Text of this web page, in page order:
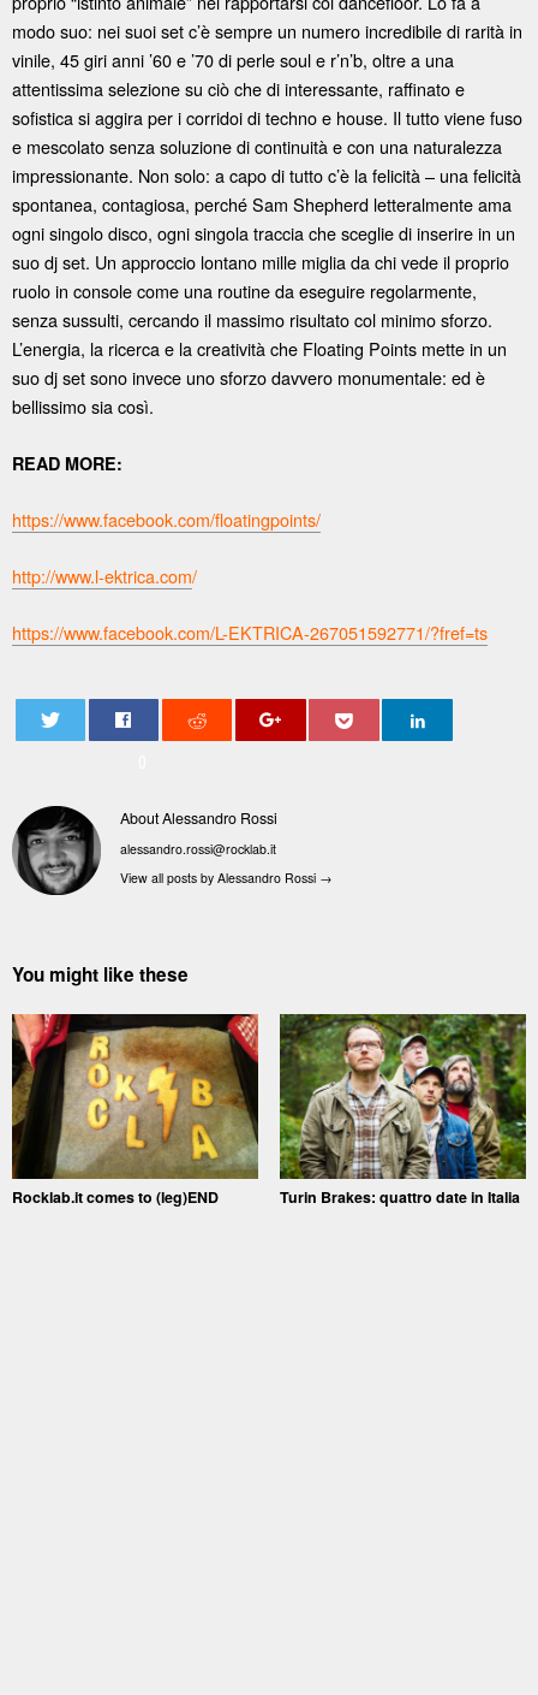
modo suo: nei suoi set c’è sempre un numero incredibile di rarità in
vinile, 45 giri anni ’60 e ’70 di perle soul e r’n’b, oltre a una
attentissima selezione su ciò che di interessante, raffinato e
sofistica si aggira per i corridoi di techno e house. Il tutto viene fuso
e mescolato senza soluzione di continuità e con una naturalezza
impressionante. Non solo: a capo di tutto c’è la felicità – una felicità
spontanea, contagiosa, perché Sam Shepherd letteralmente ama
ogni singolo disco, ogni singola traccia che sceglie di inserire in un
suo dj set. Un approccio lontano mille miglia da chi vede il proprio
ruolo in console come una routine da eseguire regolarmente,
senza sussulti, cercando il massimo risultato col minimo sforzo.
L’energia, la ricerca e la creatività che Floating Points mette in un
suo dj set sono invece uno sforzo davvero monumentale: ed è
bellissimo sia così.
READ MORE:
https://www.facebook.com/floatingpoints/
http://www.l-ektrica.com/
https://www.facebook.com/L-EKTRICA-267051592771/?fref=ts
About Alessandro Rossi
alessandro.rossi@rocklab.it
View all posts by Alessandro Rossi →
You might like these
Rocklab.it comes to (leg)END Turin Brakes: quattro date in Italia